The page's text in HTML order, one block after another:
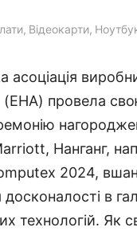
, Відеокарти,
асоціація
(EHA) провела
Нанганг,
2024,
в
технологій. Як